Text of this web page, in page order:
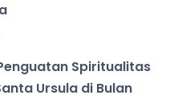
Spiritualitas
Ursula di Bulan